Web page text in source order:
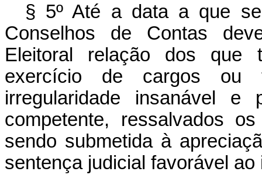
§ 5º Até a data a que
Conselhos de Contas
Eleitoral relação dos que
exercício de cargos ou
irregularidade insanável
competente, ressalvados
sendo submetida à
sentença judicial favorável ao